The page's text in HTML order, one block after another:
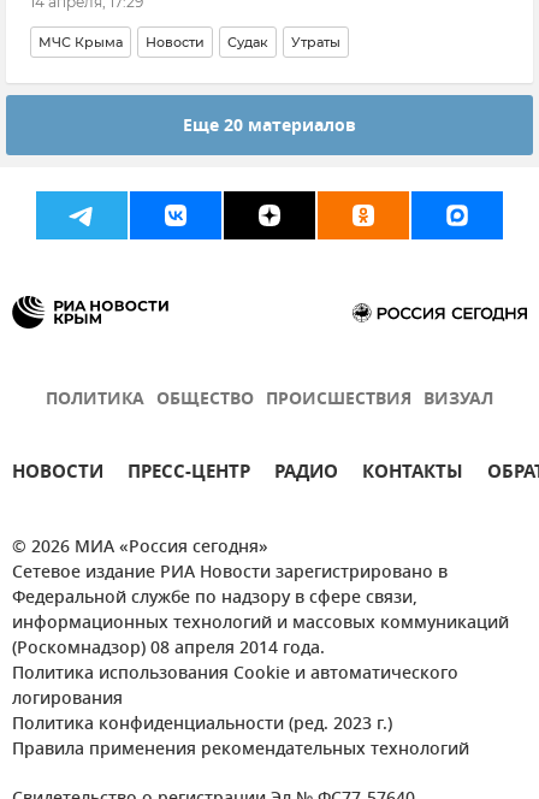
МЧС Крыма Новости Судак Утраты
Еще 20 материалов
ПОЛИТИКА ОБЩЕСТВО ПРОИСШЕСТВИЯ ВИЗУАЛ
НОВОСТИ ПРЕСС-ЦЕНТР РАДИО КОНТАКТЫ
© 2026 МИА «Россия сегодня»
Сетевое издание РИА Новости зарегистрировано в
Федеральной службе по надзору в сфере связи,
информационных технологий и массовых коммуникаций
(Роскомнадзор) 08 апреля 2014 года.
Политика использования Cookie и автоматического
логирования
Политика конфиденциальности (ред. 2023 г.)
Правила применения рекомендательных технологий